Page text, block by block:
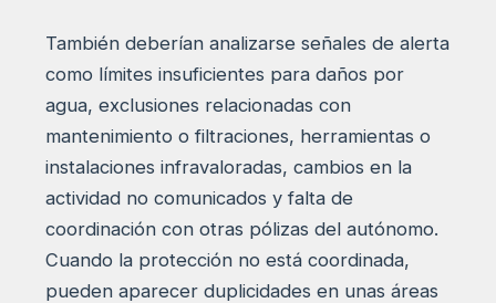
También deberían analizarse señales de alerta
como límites insuficientes para daños por
agua, exclusiones relacionadas con
mantenimiento o filtraciones, herramientas o
instalaciones infravaloradas, cambios en la
actividad no comunicados y falta de
coordinación con otras pólizas del autónomo.
Cuando la protección no está coordinada,
pueden aparecer duplicidades en unas áreas